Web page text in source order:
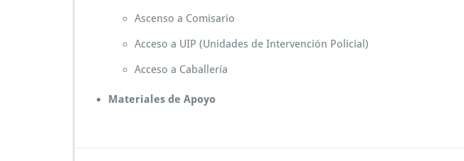
Ascenso a Comisario
Acceso a UIP (Unidades de Intervención Policial)
Acceso a Caballería
Materiales de Apoyo